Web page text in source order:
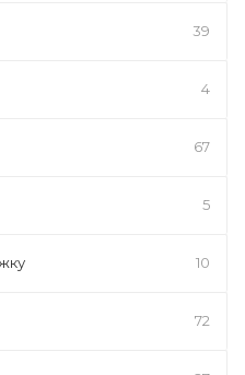
39
4
67
5
10
72